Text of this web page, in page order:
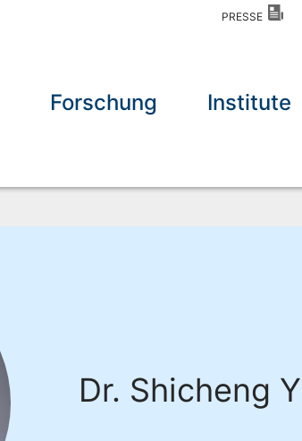
PRESSE
Forschung Institute
Dr. Shicheng